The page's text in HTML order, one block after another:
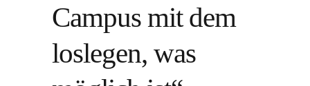
Campus mit dem
loslegen, was